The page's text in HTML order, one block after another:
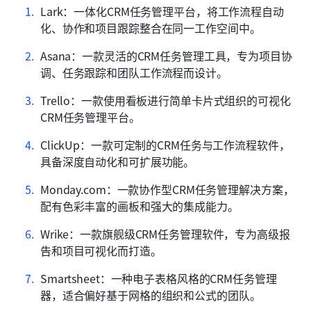
Lark：一体化CRM任务管理平台，将工作流程自动
化、协作和项目跟踪整合在同一工作空间中。
Asana：一款灵活的CRM任务管理工具，专为项目协
调、任务跟踪和团队工作流程而设计。
Trello：一款使用看板进行简单卡片式组织的可视化
CRM任务管理平台。
ClickUp：一款可定制的CRM任务与工作流程软件，
具备深度自动化和可扩展功能。
Monday.com：一款协作型CRM任务管理解决方案，
配有色彩丰富的画板和强大的集成能力。
Wrike：一款旗舰级CRM任务管理软件，专为高级报
告和项目可视化而打造。
Smartsheet：一种电子表格风格的CRM任务管理
器，适合偏好基于网格的组织和公式的团队。